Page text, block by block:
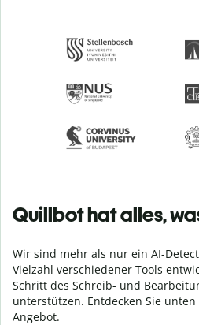
Quillbot hat alles,
Wir sind mehr als nur ein AI-
Vielzahl verschiedener Tools
Schritt des Schreib- und
unterstützen. Entdecken Sie
Angebot.